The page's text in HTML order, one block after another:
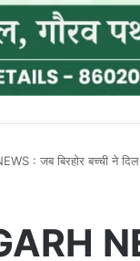
: जब बिरहोर बच्ची ने दिल